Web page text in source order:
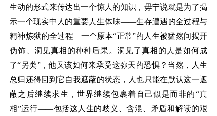
生动的形式来传达出一个惊人的知识，毋宁说就是为了揭
示一个现实中人的重要人生体味——生存遭遇的全过程与
精神炼狱的全过程：一个原本“正常”的人生被猛然间揭开
伪饰、洞见真相的种种后果。洞见了真相的人是如何成
了“另类”，他又该如何来承受这弥天的恐惧？当然，人生
总归还得回到它自我遮蔽的状态，人也只能在默认这一遮
蔽之后继续求生，世界继续包裹着自己似是而非的“真
相”运行——包括这人生的歧义、含混、矛盾和解读的艰